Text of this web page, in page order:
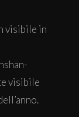
visibile in
visibile